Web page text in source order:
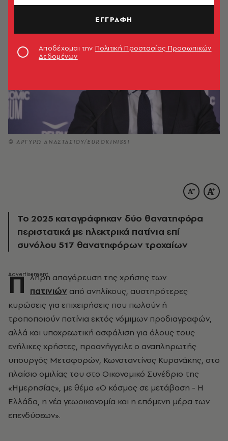
© ΑΡΓΥΡΩ ΑΝΑΣΤΑΣΙΟΥ/EUROKINISSI
To 2025 καταγράφηκαν δύο θανατηφόρα
περιστατικά με ηλεκτρικά πατίνια επί
συνόλου 517 θανατηφόρων τροχαίων
Π λήρη απαγόρευση της χρήσης των
πατινιών από ανηλίκους, αυστηρότερες
κυρώσεις για επιχειρήσεις που πωλούν ή
τροποποιούν πατίνια εκτός νόμιμων προδιαγραφών,
αλλά και υποχρεωτική ασφάλιση για όλους τους
ενήλικες χρήστες, προανήγγειλε ο αναπληρωτής
υπουργός Μεταφορών, Κωνσταντίνος Κυρανάκης, στο
πλαίσιο ομιλίας του στο Οικονομικό Συνέδριο της
«Ημερησίας», με θέμα «Ο κόσμος σε μετάβαση - Η
Ελλάδα, η νέα γεωοικονομία και η επόμενη μέρα των
επενδύσεων».
ΕΓΓΡΑΦΗ
Αποδέχομαι την Πολιτική Προστασίας Προσωπικών
Δεδομένων